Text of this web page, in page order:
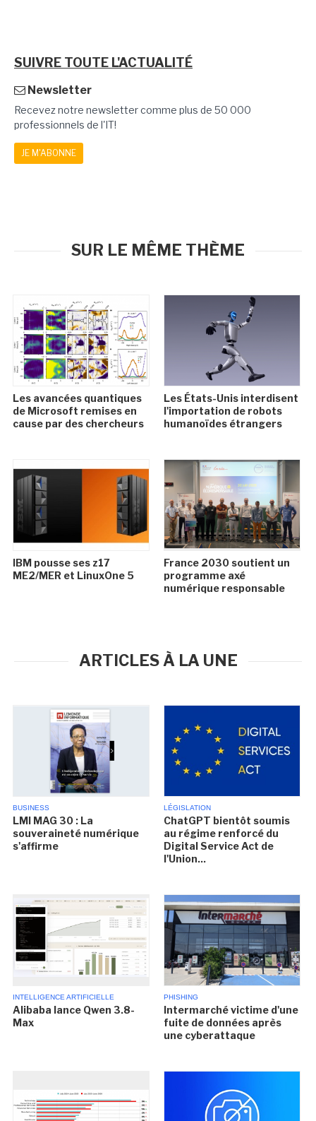
SUIVRE TOUTE L'ACTUALITÉ
Newsletter
Recevez notre newsletter comme plus de 50 000
professionnels de l'IT!
JE M'ABONNE
SUR LE MÊME THÈME
Les avancées quantiques
de Microsoft remises en
cause par des chercheurs
Les États-Unis interdisent
l'importation de robots
humanoïdes étrangers
IBM pousse ses z17
ME2/MER et LinuxOne 5
France 2030 soutient un
programme axé
numérique responsable
ARTICLES À LA UNE
BUSINESS
LMI MAG 30 : La
souveraineté numérique
s'affirme
LÉGISLATION
ChatGPT bientôt soumis
au régime renforcé du
Digital Service Act de
l'Union...
INTELLIGENCE ARTIFICIELLE
Alibaba lance Qwen 3.8-
Max
PHISHING
Intermarché victime d'une
fuite de données après
une cyberattaque